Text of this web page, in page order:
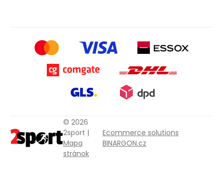
© 2026
2sport |
Mapa
stránok
Ecommerce solutions
BINARGON.cz